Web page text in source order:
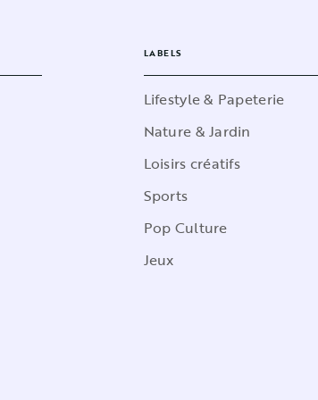
LABELS
Lifestyle & Papeterie
Nature & Jardin
Loisirs créatifs
Sports
Pop Culture
Jeux